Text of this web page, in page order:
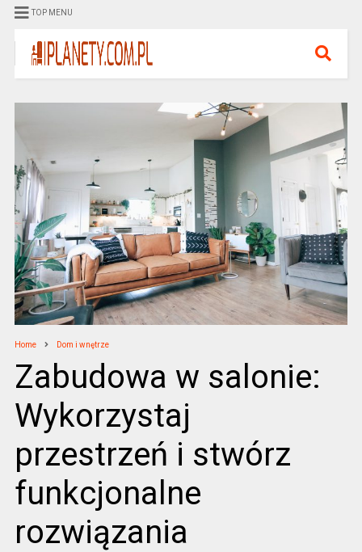
TOP MENU
Home Dom i wnętrze
Zabudowa w salonie:
Wykorzystaj
przestrzeń i stwórz
funkcjonalne
rozwiązania